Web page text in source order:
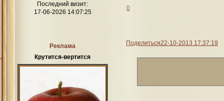
Последний визит:
17-06-2026 14:07:25
0
Поделиться22-10-2013 17:37:19
Реклама
Крутится-вертится